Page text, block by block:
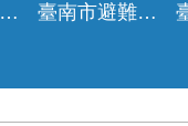
非都公設地移轉免徵土增稅專區 臺南市避難收容所一覽表